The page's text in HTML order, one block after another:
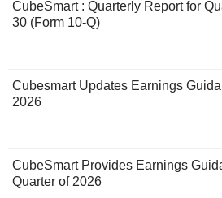
CubeSmart : Quarterly Report for
30 (Form 10-Q)
Cubesmart Updates Earnings
2026
CubeSmart Provides Earnings
Quarter of 2026